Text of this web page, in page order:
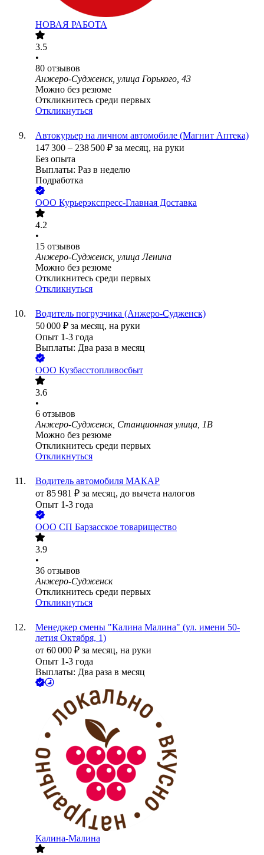
НОВАЯ РАБОТА
3.5
•
80 отзывов
Анжеро-Судженск, улица Горького, 43
Можно без резюме
Откликнитесь среди первых
Откликнуться
Автокурьер на личном автомобиле (Магнит Аптека)
147 300 – 238 500 ₽ за месяц, на руки
Без опыта
Выплаты: Раз в неделю
Подработка
ООО Курьерэкспресс-Главная Доставка
4.2
•
15 отзывов
Анжеро-Судженск, улица Ленина
Можно без резюме
Откликнитесь среди первых
Откликнуться
Водитель погрузчика (Анжеро-Судженск)
50 000 ₽ за месяц, на руки
Опыт 1-3 года
Выплаты: Два раза в месяц
ООО Кузбасстопливосбыт
3.6
•
6 отзывов
Анжеро-Судженск, Станционная улица, 1В
Можно без резюме
Откликнитесь среди первых
Откликнуться
Водитель автомобиля МАКАР
от 85 981 ₽ за месяц, до вычета налогов
Опыт 1-3 года
ООО СП Барзасское товарищество
3.9
•
36 отзывов
Анжеро-Судженск
Откликнитесь среди первых
Откликнуться
Менеджер смены "Калина Малина" (ул. имени 50-
летия Октября, 1)
от 60 000 ₽ за месяц, на руки
Опыт 1-3 года
Выплаты: Два раза в месяц
Калина-Малина